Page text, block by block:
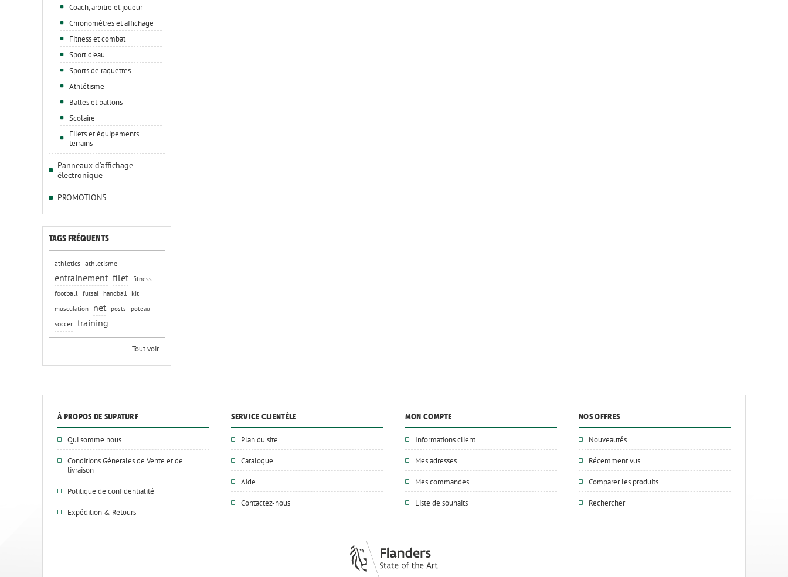
Coach, arbitre et joueur
Chronomètres et affichage
Fitness et combat
Sport d'eau
Sports de raquettes
Athlétisme
Balles et ballons
Scolaire
Filets et équipements
terrains
Panneaux d’affichage
électronique
PROMOTIONS
TAGS FRÉQUENTS
athletics athletisme
entrainement filet fitness
football futsal handball kit
musculation net posts poteau
soccer training
Tout voir
À PROPOS DE SUPATURF
Qui somme nous
Conditions Génerales de Vente et de
livraison
Politique de confidentialité
Expédition & Retours
SERVICE CLIENTÈLE
Plan du site
Catalogue
Aide
Contactez-nous
MON COMPTE
Informations client
Mes adresses
Mes commandes
Liste de souhaits
NOS OFFRES
Nouveautés
Récemment vus
Comparer les produits
Rechercher